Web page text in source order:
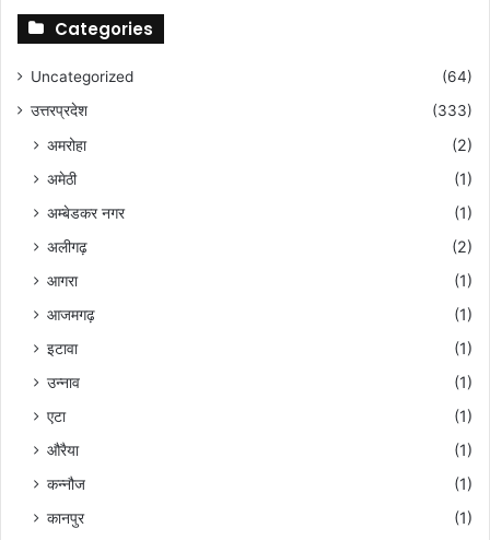
Categories
Uncategorized
(64)
उत्तरप्रदेश
(333)
अमरोहा
(2)
अमेठी
(1)
अम्बेडकर नगर
(1)
अलीगढ़
(2)
आगरा
(1)
आजमगढ़
(1)
इटावा
(1)
उन्नाव
(1)
एटा
(1)
औरैया
(1)
कन्नौज
(1)
कानपुर
(1)